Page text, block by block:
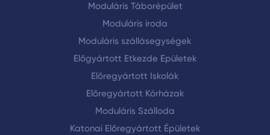
Moduláris Táborépület
Moduláris iroda
Moduláris szállásegységek
Előgyártott Etkezde Epületek
Előregyártott Iskolák
Előregyártott Kórházak
Moduláris Szálloda
Katonai Előregyártott Épületek